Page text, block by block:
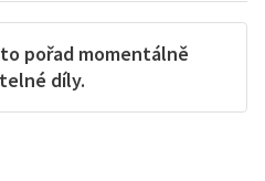
pořad momentálně
díly.